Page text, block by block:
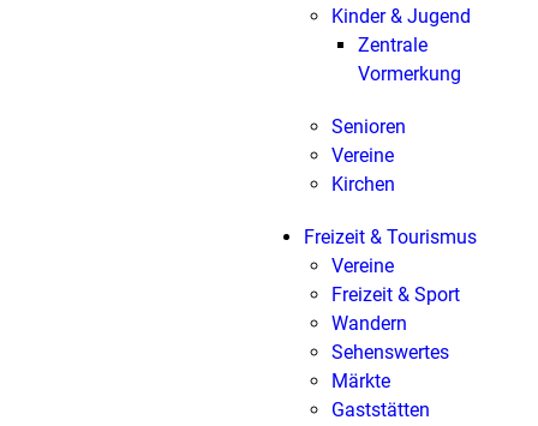
Kinder & Jugend
Zentrale
Vormerkung
Senioren
Vereine
Kirchen
Freizeit & Tourismus
Vereine
Freizeit & Sport
Wandern
Sehenswertes
Märkte
Gaststätten